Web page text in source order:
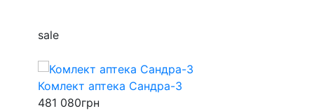
sale
Комлект аптека Сандра-3
481 080грн